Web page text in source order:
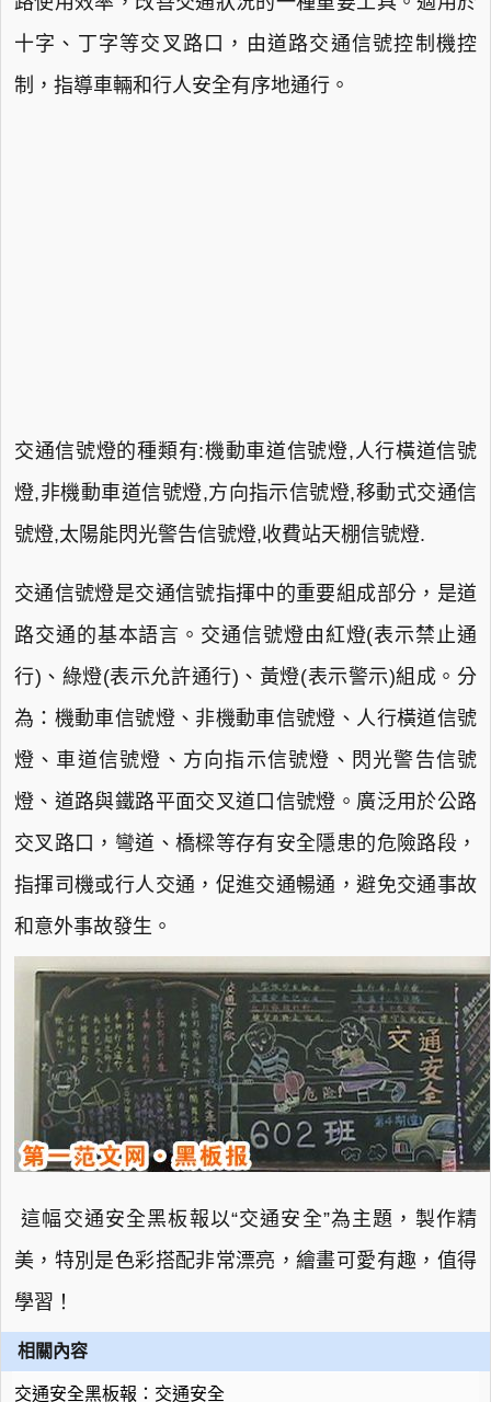
十字、丁字等交叉路口，由道路交通信號控制機控
制，指導車輛和行人安全有序地通行。
交通信號燈的種類有:機動車道信號燈,人行橫道信號
燈,非機動車道信號燈,方向指示信號燈,移動式交通信
號燈,太陽能閃光警告信號燈,收費站天棚信號燈.
交通信號燈是交通信號指揮中的重要組成部分，是道
路交通的基本語言。交通信號燈由紅燈(表示禁止通
行)、綠燈(表示允許通行)、黃燈(表示警示)組成。分
為：機動車信號燈、非機動車信號燈、人行橫道信號
燈、車道信號燈、方向指示信號燈、閃光警告信號
燈、道路與鐵路平面交叉道口信號燈。廣泛用於公路
交叉路口，彎道、橋樑等存有安全隱患的危險路段，
指揮司機或行人交通，促進交通暢通，避免交通事故
和意外事故發生。
這幅交通安全黑板報以“交通安全”為主題，製作精
美，特別是色彩搭配非常漂亮，繪畫可愛有趣，值得
學習！
相關內容
交通安全黑板報：交通安全